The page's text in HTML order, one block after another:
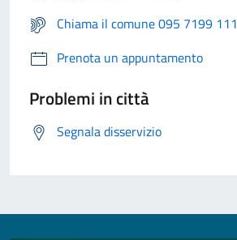
Chiama il comune 095 7199 111
Prenota un appuntamento
Problemi in città
Segnala disservizio